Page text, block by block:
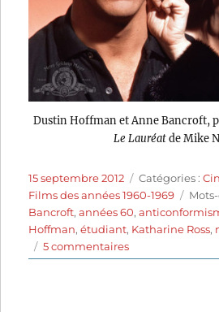
Dustin Hoffman et Anne Bancroft,
Le Lauréatde Mike
Publié
le
15 septembre 2012 Catégories
Catégories :
Films des années 1960-1969
Bancroft,années 60,
Hoffman,étudiant, Katharine Ross,
5 commentairessur
Le